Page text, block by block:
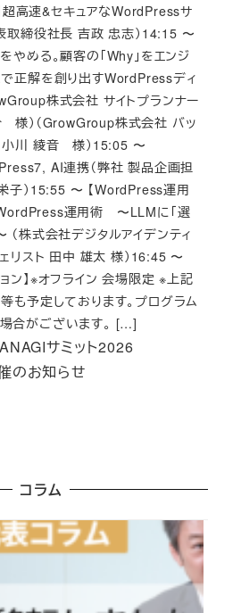
サミット2026
のお知らせ
超高速&セキュアなWordPressサ
取締役社長 吉政 忠志）14:15 〜
やめる。顧客の「Why」をエンジ
で正解を創り出すWordPressディ
株式会社 サイトプランナー
）（GrowGroup株式会社 バッ
小川 綾音 様）15:05 〜
AI連携（弊社 製品企画担
子）15:55 〜 【WordPress運用
運用術 〜LLMに「選
（株式会社デジタルアイデンティ
リスト 田中 雄太 様）16:45 〜
ン】※オフライン 会場限定 ※上記
も予定しております。プログラム
合がございます。 […]
コラム